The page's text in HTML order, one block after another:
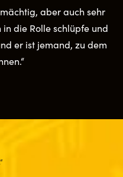
aber auch sehr
die Rolle schlüpfe und
er ist jemand, zu dem